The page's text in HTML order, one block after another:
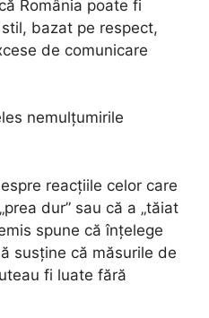
România poate fi
bazat pe respect,
de comunicare
nemulțumirile
reacțiile celor care
dur” sau că a „tăiat
spune că înțelege
susține că măsurile de
fi luate fără